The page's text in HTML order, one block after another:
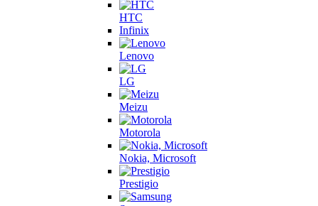
HTC
Infinix
Lenovo
LG
Meizu
Motorola
Nokia, Microsoft
Prestigio